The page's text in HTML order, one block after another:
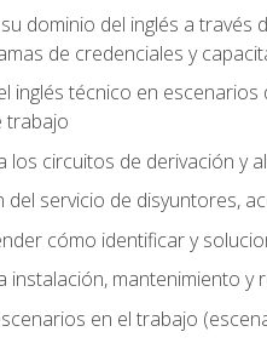
dominio del inglés a través
de credenciales y
inglés técnico en
trabajo
los circuitos de derivación y
del servicio de disyuntores,
cómo identificar y
instalación, mantenimiento
en el trabajo